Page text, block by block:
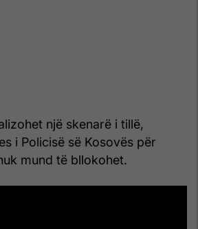
një skenarë i tillë,
i Policisë së Kosovës për
mund të bllokohet.